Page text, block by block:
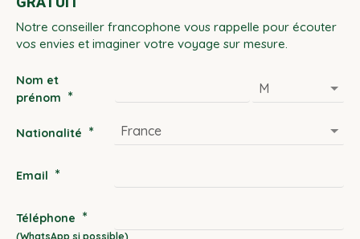
Notre conseiller francophone vous rappelle pour écouter
vos envies et imaginer votre voyage sur mesure.
Nom et
prénom *
Nationalité *
Email *
Téléphone *